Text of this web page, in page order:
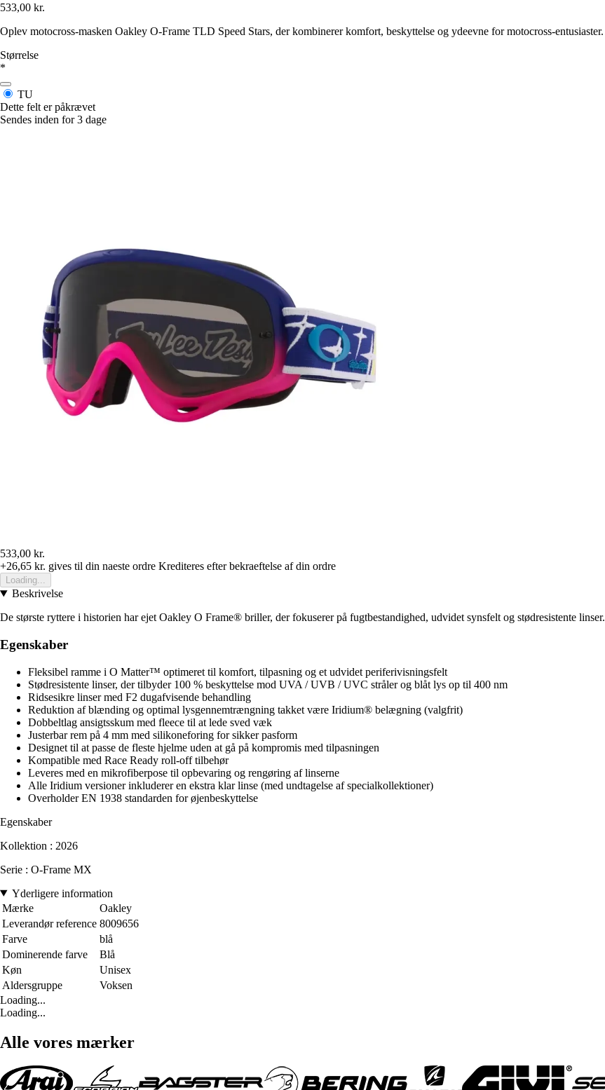
533,00 kr.
Oplev motocross-masken Oakley O-Frame TLD Speed Stars, der kombinerer komfort, beskyttelse og ydeevne for motocross-entusiaster.
Størrelse
*
TU
Dette felt er påkrævet
Sendes inden for 3 dage
533,00 kr.
+26,65 kr. gives til din naeste ordre Krediteres efter bekraeftelse af din ordre
Loading...
Beskrivelse
De største ryttere i historien har ejet Oakley O Frame® briller, der fokuserer på fugtbestandighed, udvidet synsfelt og stødresistente linser.
Egenskaber
Fleksibel ramme i O Matter™ optimeret til komfort, tilpasning og et udvidet periferivisningsfelt
Stødresistente linser, der tilbyder 100 % beskyttelse mod UVA / UVB / UVC stråler og blåt lys op til 400 nm
Ridsesikre linser med F2 dugafvisende behandling
Reduktion af blænding og optimal lysgennemtrængning takket være Iridium® belægning (valgfrit)
Dobbeltlag ansigtsskum med fleece til at lede sved væk
Justerbar rem på 4 mm med silikoneforing for sikker pasform
Designet til at passe de fleste hjelme uden at gå på kompromis med tilpasningen
Kompatible med Race Ready roll-off tilbehør
Leveres med en mikrofiberpose til opbevaring og rengøring af linserne
Alle Iridium versioner inkluderer en ekstra klar linse (med undtagelse af specialkollektioner)
Overholder EN 1938 standarden for øjenbeskyttelse
Egenskaber
Kollektion : 2026
Serie : O-Frame MX
Yderligere information
Mærke
Oakley
Leverandør reference 8009656
Farve
blå
Dominerende farve
Blå
Køn
Unisex
Aldersgruppe
Voksen
Loading...
Loading...
Alle vores mærker